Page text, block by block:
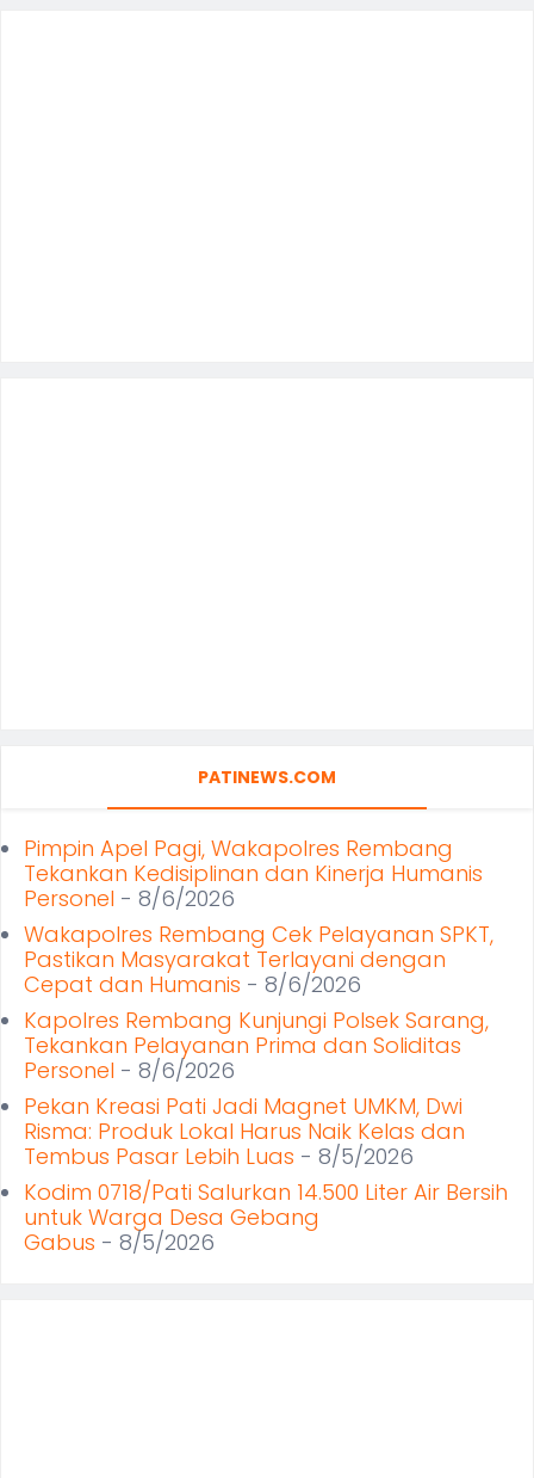
PATINEWS.COM
Pimpin Apel Pagi, Wakapolres Rembang
Tekankan Kedisiplinan dan Kinerja Humanis
Personel - 8/6/2026
Wakapolres Rembang Cek Pelayanan SPKT,
Pastikan Masyarakat Terlayani dengan
Cepat dan Humanis - 8/6/2026
Kapolres Rembang Kunjungi Polsek Sarang,
Tekankan Pelayanan Prima dan Soliditas
Personel - 8/6/2026
Pekan Kreasi Pati Jadi Magnet UMKM, Dwi
Risma: Produk Lokal Harus Naik Kelas dan
Tembus Pasar Lebih Luas - 8/5/2026
Kodim 0718/Pati Salurkan 14.500 Liter Air Bersih
untuk Warga Desa Gebang
Gabus - 8/5/2026